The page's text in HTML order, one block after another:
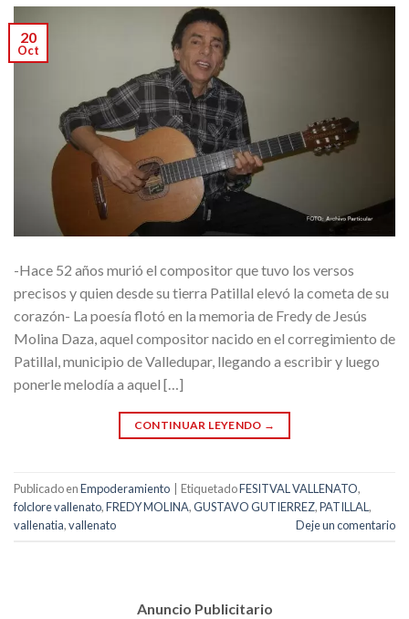
20
Oct
-Hace 52 años murió el compositor que tuvo los versos
precisos y quien desde su tierra Patillal elevó la cometa de su
corazón- La poesía flotó en la memoria de Fredy de Jesús
Molina Daza, aquel compositor nacido en el corregimiento de
Patillal, municipio de Valledupar, llegando a escribir y luego
ponerle melodía a aquel […]
CONTINUAR LEYENDO →
Publicado enEmpoderamiento EtiquetadoFESITVAL VALLENATO,
folclore vallenato,FREDY MOLINA,GUSTAVO GUTIERREZ,PATILLAL ,
vallenatia,vallenato Deje un comentario
Anuncio Publicitario